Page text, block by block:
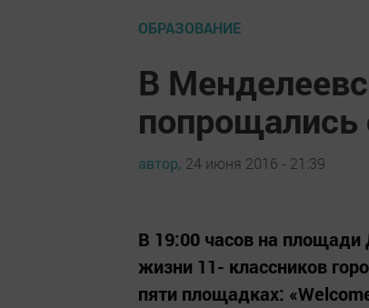
ОБРАЗОВАНИЕ
В
автор, 24 июня 2016 - 21:39
В 19:00 часов на
жизни 11- классников
пяти площадках: